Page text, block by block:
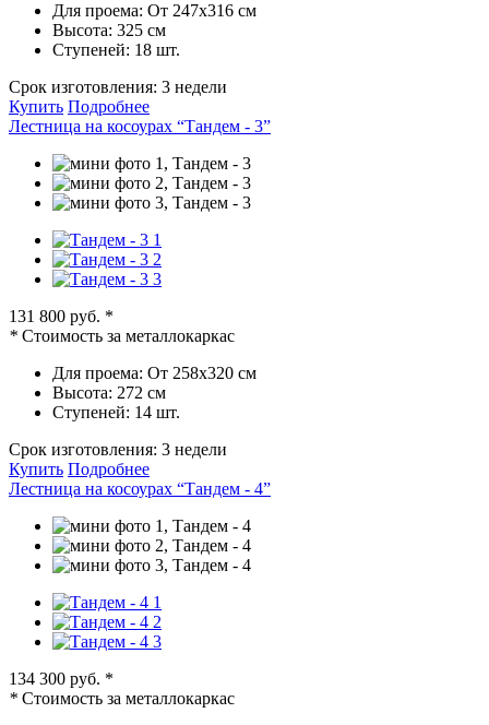
Для проема: От 247х316 см
Высота: 325 см
Ступеней: 18 шт.
Срок изготовления: 3 недели
Купить Подробнее
Лестница на косоурах “Тандем - 3”
131 800 руб. *
* Стоимость за металлокаркас
Для проема: От 258х320 см
Высота: 272 см
Ступеней: 14 шт.
Срок изготовления: 3 недели
Купить Подробнее
Лестница на косоурах “Тандем - 4”
134 300 руб. *
* Стоимость за металлокаркас